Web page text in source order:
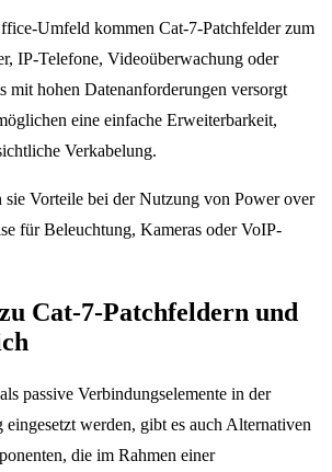
Umfeld kommen Cat-7-Patchfelder zum
IP-Telefone, Videoüberwachung oder
hohen Datenanforderungen versorgt
eine einfache Erweiterbarkeit,
Verkabelung.
sie Vorteile bei der Nutzung von Power over
für Beleuchtung, Kameras oder VoIP-
Cat-7-Patchfeldern und
passive Verbindungselemente in der
werden, gibt es auch Alternativen
die im Rahmen einer